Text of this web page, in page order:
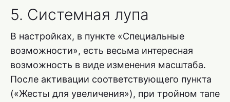
5. Системная лупа
В настройках, в пункте «Специальные
возможности», есть весьма интересная
возможность в виде изменения масштаба.
После активации соответствующего пункта
(«Жесты для увеличения»), при тройном тапе